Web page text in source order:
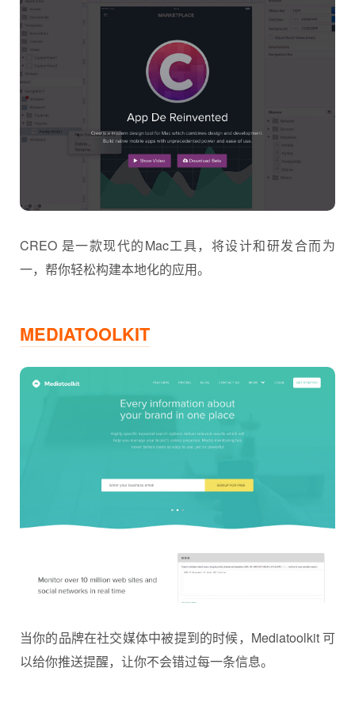
CREO 是一款现代的Mac工具，将设计和研发合而为
一，帮你轻松构建本地化的应用。
MEDIATOOLKIT
当你的品牌在社交媒体中被提到的时候，Mediatoolkit 可
以给你推送提醒，让你不会错过每一条信息。